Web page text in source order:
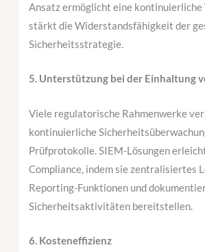
Ansatz ermöglicht eine kontinuierliche
stärkt die Widerstandsfähigkeit der
Sicherheitsstrategie.
5. Unterstützung bei der Einhaltung
Viele regulatorische Rahmenwerke
kontinuierliche
Prüfprotokolle. SIEM-Lösungen
Compliance, indem sie zentralisiertes
Reporting-Funktionen und
Sicherheitsaktivitäten bereitstellen.
6. Kosteneffizienz